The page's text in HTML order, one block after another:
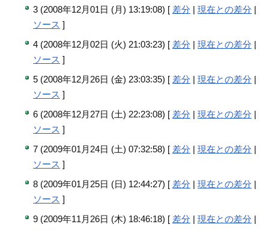
3 (2008年12月01日 (月) 13:19:08) [ 差分 |現在との差分 |
ソース ]
4 (2008年12月02日 (火) 21:03:23) [ 差分 |現在との差分 |
ソース ]
5 (2008年12月26日 (金) 23:03:35) [ 差分 |現在との差分 |
ソース ]
6 (2008年12月27日 (土) 22:23:08) [ 差分 |現在との差分 |
ソース ]
7 (2009年01月24日 (土) 07:32:58) [ 差分 |現在との差分 |
ソース ]
8 (2009年01月25日 (日) 12:44:27) [ 差分 |現在との差分 |
ソース ]
9 (2009年11月26日 (木) 18:46:18) [ 差分 |現在との差分 |